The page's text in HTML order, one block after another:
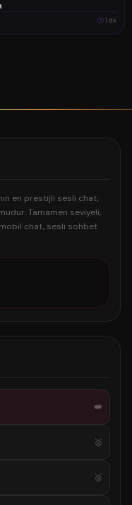
1 dk
en prestijli sesli chat,
Tamamen seviyeli,
mobil chat, sesli sohbet